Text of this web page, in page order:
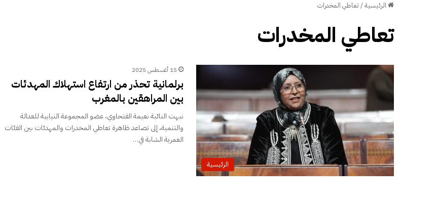
الرئيسية/ تعاطي المخدرات
تعاطي المخدرات
الرئيسية
15 أغسطس 2025
برلمانية تحذر من ارتفاع استهلاك المهدئات
بين المراهقين بالمغرب
نبهت النائبة نعيمة الفتحاوي، عضو المجموعة النيابية للعدالة
والتنمية، إلى تصاعد ظاهرة تعاطي المخدرات والمهدئات بين الفئات
العمرية الشابة في…